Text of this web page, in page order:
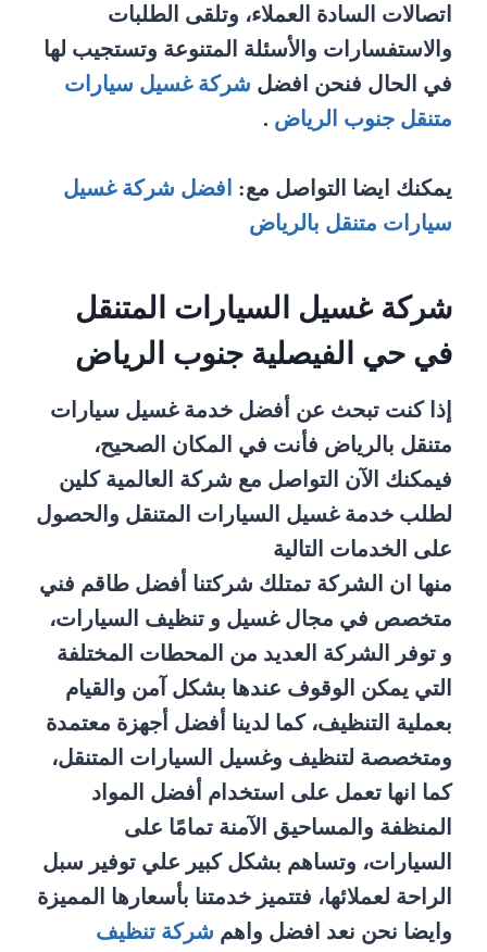
اتصالات السادة العملاء، وتلقى الطلبات
والاستفسارات والأسئلة المتنوعة وتستجيب لها
في الحال فنحن افضل شركة غسيل سيارات
متنقل جنوب الرياض .
يمكنك ايضا التواصل مع: افضل شركة غسيل
سيارات متنقل بالرياض
شركة غسيل السيارات المتنقل
في حي الفيصلية جنوب الرياض
إذا كنت تبحث عن أفضل خدمة غسيل سيارات
متنقل بالرياض فأنت في المكان الصحيح،
فيمكنك الآن التواصل مع شركة العالمية كلين
لطلب خدمة غسيل السيارات المتنقل والحصول
على الخدمات التالية
منها ان الشركة تمتلك شركتنا أفضل طاقم فني
متخصص في مجال غسيل و تنظيف السيارات،
و توفر الشركة العديد من المحطات المختلفة
التي يمكن الوقوف عندها بشكل آمن والقيام
بعملية التنظيف، كما لدينا أفضل أجهزة معتمدة
ومتخصصة لتنظيف وغسيل السيارات المتنقل،
كما انها تعمل على استخدام أفضل المواد
المنظفة والمساحيق الآمنة تمامًا على
السيارات، وتساهم بشكل كبير علي توفير سبل
الراحة لعملائها، فتتميز خدمتنا بأسعارها المميزة
وايضا نحن نعد افضل واهم شركة تنظيف